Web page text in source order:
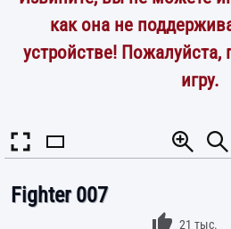
как она не
устройстве! Пожалуйста,
игру.
Fighter 007
21 тыс.